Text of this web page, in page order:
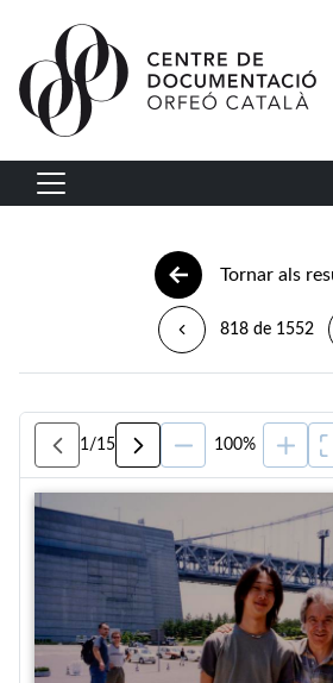
Vés al contingut
Navegació principal
Tornar als
818 de 1552
1 /15 100%